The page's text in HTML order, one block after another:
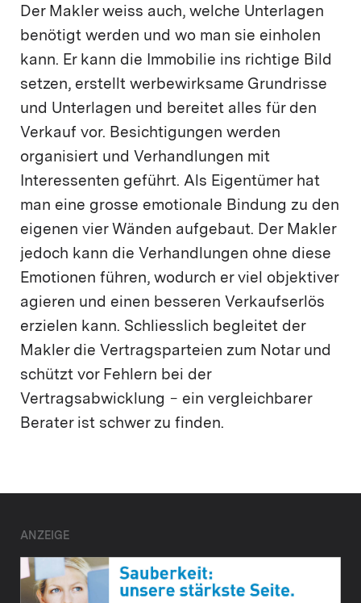
Der Makler weiss auch, welche Unterlagen
benötigt werden und wo man sie einholen
kann. Er kann die Immobilie ins richtige Bild
setzen, erstellt werbewirksame Grundrisse
und Unterlagen und bereitet alles für den
Verkauf vor. Besichtigungen werden
organisiert und Verhandlungen mit
Interessenten geführt. Als Eigentümer hat
man eine grosse emotionale Bindung zu den
eigenen vier Wänden aufgebaut. Der Makler
jedoch kann die Verhandlungen ohne diese
Emotionen führen, wodurch er viel objektiver
agieren und einen besseren Verkaufserlös
erzielen kann. Schliesslich begleitet der
Makler die Vertragsparteien zum Notar und
schützt vor Fehlern bei der
Vertragsabwicklung − ein vergleichbarer
Berater ist schwer zu finden.
ANZEIGE